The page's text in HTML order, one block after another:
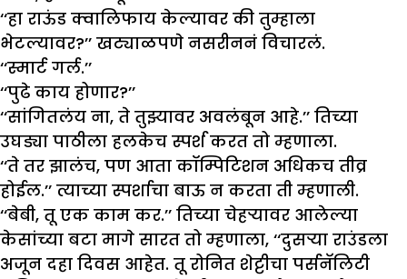
‘‘हा राऊंड क्वालिफाय केल्यावर की तुम्हाला
भेटल्यावर?’’ खट्याळपणे नसरीननं विचारलं.
‘‘स्मार्ट गर्ल.’’
‘‘पुढे काय होणार?’’
‘‘सांगितलंय ना, ते तुझ्यावर अवलंबून आहे.’’ तिच्या
उघड्या पाठीला हलकेच स्पर्श करत तो म्हणाला.
‘‘ते तर झालंच, पण आता कॉम्पिटिशन अधिकच तीव्र
होईल.’’ त्याच्या स्पर्शाचा बाऊ न करता ती म्हणाली.
‘‘बेबी, तू एक काम कर.’’ तिच्या चेहऱ्यावर आलेल्या
केसांच्या बटा मागे सारत तो म्हणाला, ‘‘दुसऱ्या राउंडला
अजून दहा दिवस आहेत. तू रोनित शेट्टीचा पर्सनॅलिटी